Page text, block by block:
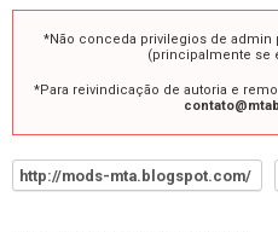
*Não conceda privilegios de
(principalmente se
*Para reivindicação de autoria e
http://mods-mta.blogspot.com/